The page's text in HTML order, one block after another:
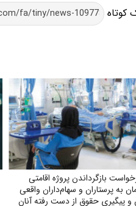
کوتاه
بازگرداندن پروژه اقامتی
به پرستاران و سهام‌داران واقعی
و پیگیری حقوق از دست رفته آنان